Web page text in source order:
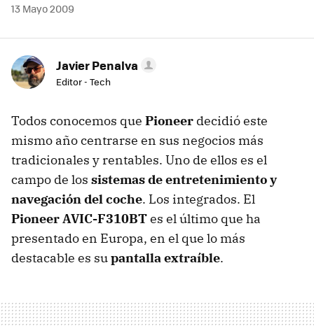
13 Mayo 2009
Javier Penalva
Editor - Tech
Todos conocemos que Pioneer decidió este
mismo año centrarse en sus negocios más
tradicionales y rentables. Uno de ellos es el
campo de los sistemas de entretenimiento y
navegación del coche. Los integrados. El
Pioneer AVIC-F310BTes el último que ha
presentado en Europa, en el que lo más
destacable es supantalla extraíble.